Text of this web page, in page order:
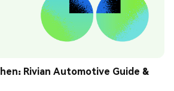
Rivian Automotive Guide &